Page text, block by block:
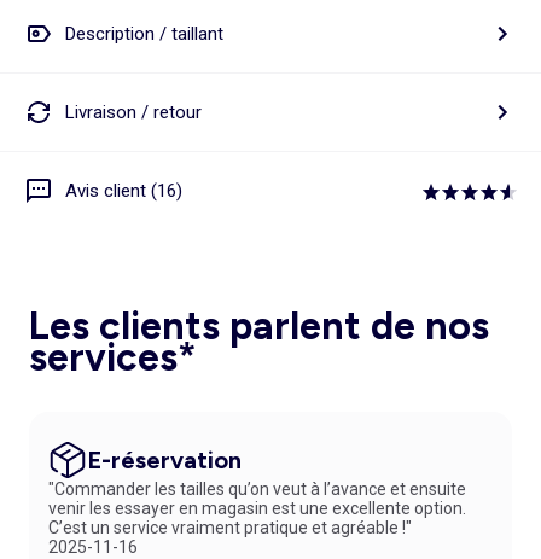
Description / taillant
Livraison / retour
Avis client (16)
Les clients parlent de nos
services*
E-réservation
"Commander les tailles qu’on veut à l’avance et ensuite
venir les essayer en magasin est une excellente option.
C’est un service vraiment pratique et agréable !"
2025-11-16